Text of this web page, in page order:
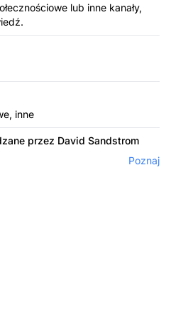
lub inne kanały,
inne
przez David Sandstrom
Poznaj